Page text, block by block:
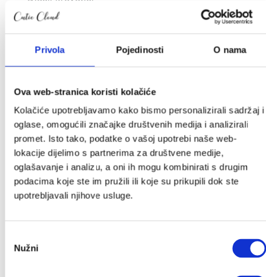
Privola Pojedinosti O nama
Ova web-stranica koristi kolačiće
Kolačiće upotrebljavamo kako bismo personalizirali sadržaj i
oglase, omogućili značajke društvenih medija i analizirali
promet. Isto tako, podatke o vašoj upotrebi naše web-
lokacije dijelimo s partnerima za društvene medije,
oglašavanje i analizu, a oni ih mogu kombinirati s drugim
podacima koje ste im pružili ili koje su prikupili dok ste
upotrebljavali njihove usluge.
pristanka
Nužni
Sofi krevetić
Prijenosni krevetići i dodaci
Gnijezdo za bebe
Zaštitne ogradice
Vreće za spavanje
Dekice
Jastuci i plahte
Tetra pelene
Mobili i vrtuljci
Baldahin
Lampice i projektori
2u1 kolica